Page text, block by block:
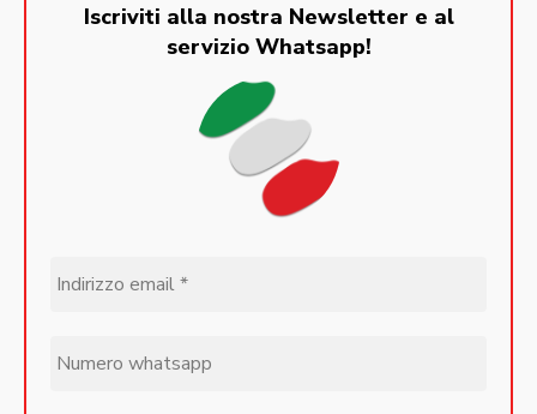
Iscriviti alla nostra Newsletter e al
servizio Whatsapp!